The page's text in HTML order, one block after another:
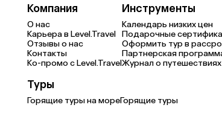
Компания
О нас
Карьера в Level.Travel
Отзывы о нас
Контакты
Ко-промо с Level.Travel
Инструменты
Календарь низких цен
Подарочные
Оформить тур в
Партнерская
Журнал о путешествиях
Туры
Горящие туры на мореГорящие туры